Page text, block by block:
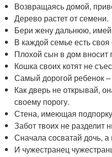
Возвращаясь домой,
Дерево растет от семени.
Бери жену дальнюю,
В каждой семье есть своя
Плохой сын в дом вносит
Кошка своих котят не
Самый дорогой ребенок –
Как дверь не открывай,
своему порогу.
Стена, имеющая
Забот твоих не разделит
Сначала сосватай дочь,
И чужестранец